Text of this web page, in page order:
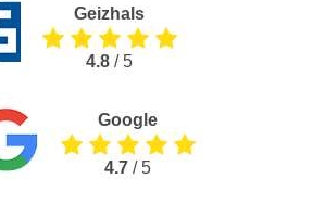
Geizhals
4.8 / 5
Google
4.7 / 5